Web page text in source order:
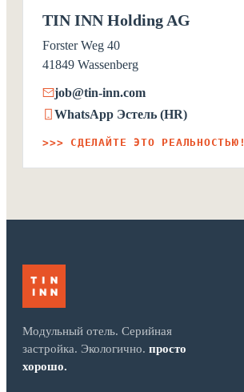
TIN INN Holding AG
Forster Weg 40
41849 Wassenberg
job@tin-inn.com
WhatsApp Эстель (HR)
>>> СДЕЛАЙТЕ ЭТО РЕАЛЬНОСТЬЮ!
Модульный отель. Серийная
застройка. Экологично. просто
хорошо.